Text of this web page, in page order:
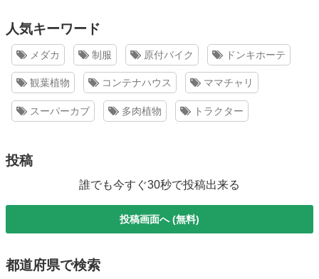
人気キーワード
メダカ 制服 原付バイク ドンキホーテ
観葉植物 コンテナハウス ママチャリ
スーパーカブ 多肉植物 トラクター
投稿
誰でも今すぐ30秒で投稿出来る
投稿画面へ (無料)
都道府県で検索